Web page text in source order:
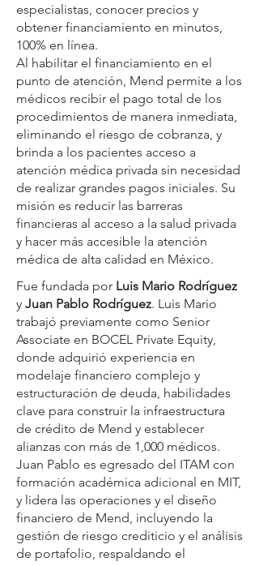
especialistas, conocer precios y
obtener financiamiento en minutos,
100% en línea.
Al habilitar el financiamiento en el
punto de atención, Mend permite a los
médicos recibir el pago total de los
procedimientos de manera inmediata,
eliminando el riesgo de cobranza, y
brinda a los pacientes acceso a
atención médica privada sin necesidad
de realizar grandes pagos iniciales. Su
misión es reducir las barreras
financieras al acceso a la salud privada
y hacer más accesible la atención
médica de alta calidad en México.
Fue fundada por Luis Mario Rodríguez
y Juan Pablo Rodríguez. Luis Mario
trabajó previamente como Senior
Associate en BOCEL Private Equity,
donde adquirió experiencia en
modelaje financiero complejo y
estructuración de deuda, habilidades
clave para construir la infraestructura
de crédito de Mend y establecer
alianzas con más de 1,000 médicos.
Juan Pablo es egresado del ITAM con
formación académica adicional en MIT,
y lidera las operaciones y el diseño
financiero de Mend, incluyendo la
gestión de riesgo crediticio y el análisis
de portafolio, respaldando el